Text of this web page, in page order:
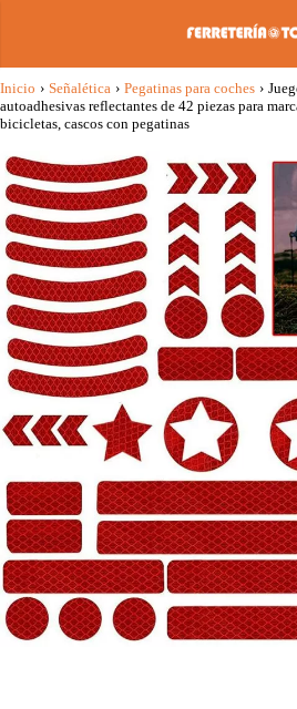
Inicio › Señalética › Pegatinas para coches ›
autoadhesivas reflectantes de 42 piezas para
bicicletas, cascos con pegatinas